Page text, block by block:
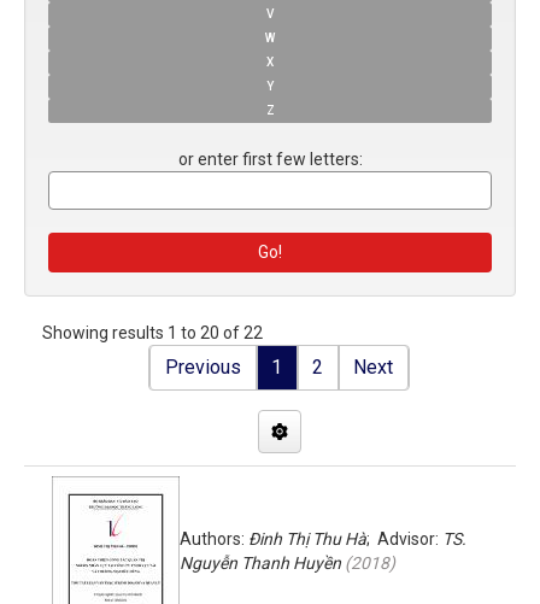
V
W
X
Y
Z
or enter first few letters:
Showing results 1 to 20 of 22
Previous 1 2 Next
Authors: Đinh Thị Thu Hà; Advisor: TS.
Nguyễn Thanh Huyền (2018)